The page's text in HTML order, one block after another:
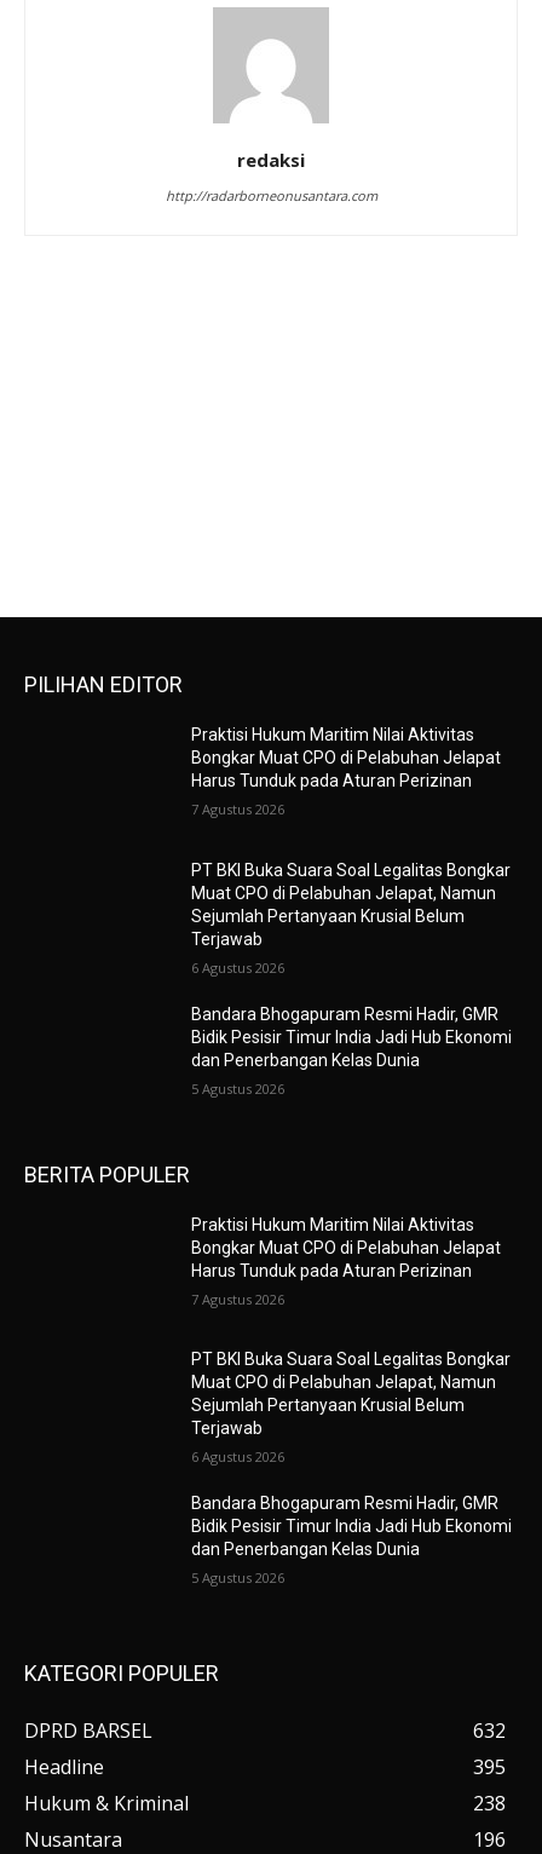
redaksi
http://radarborneonusantara.com
PILIHAN EDITOR
Praktisi Hukum Maritim Nilai Aktivitas
Bongkar Muat CPO di Pelabuhan Jelapat
Harus Tunduk pada Aturan Perizinan
7 Agustus 2026
PT BKI Buka Suara Soal Legalitas Bongkar
Muat CPO di Pelabuhan Jelapat, Namun
Sejumlah Pertanyaan Krusial Belum
Terjawab
6 Agustus 2026
Bandara Bhogapuram Resmi Hadir, GMR
Bidik Pesisir Timur India Jadi Hub Ekonomi
dan Penerbangan Kelas Dunia
5 Agustus 2026
BERITA POPULER
Praktisi Hukum Maritim Nilai Aktivitas
Bongkar Muat CPO di Pelabuhan Jelapat
Harus Tunduk pada Aturan Perizinan
7 Agustus 2026
PT BKI Buka Suara Soal Legalitas Bongkar
Muat CPO di Pelabuhan Jelapat, Namun
Sejumlah Pertanyaan Krusial Belum
Terjawab
6 Agustus 2026
Bandara Bhogapuram Resmi Hadir, GMR
Bidik Pesisir Timur India Jadi Hub Ekonomi
dan Penerbangan Kelas Dunia
5 Agustus 2026
KATEGORI POPULER
DPRD BARSEL
632
Headline
395
Hukum & Kriminal
238
Nusantara
196